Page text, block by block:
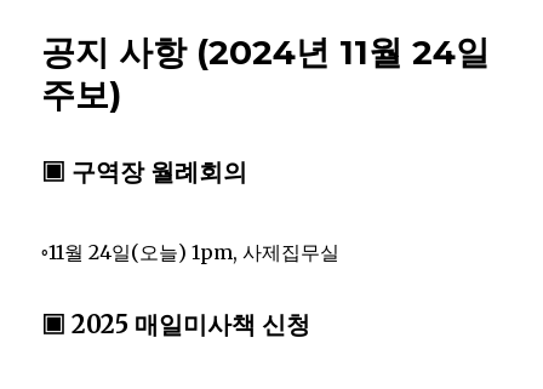
공지 사항 (2024년 11월 24일
주보)
▣ 구역장 월례회의
◦11월 24일(오늘) 1pm, 사제집무실
▣ 2025 매일미사책 신청